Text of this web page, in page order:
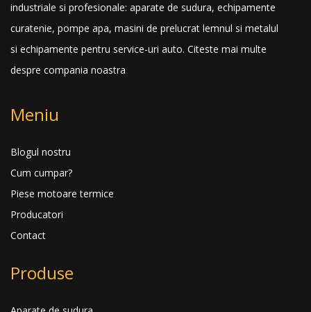
industriale si profesionale: aparate de sudura, echipamente
curatenie, pompe apa, masini de prelucrat lemnul si metalul
si echipamente pentru service-uri auto. Citeste mai multe
despre compania noastra
Meniu
Blogul nostru
Cum cumpar?
Piese motoare termice
Producatori
Contact
Produse